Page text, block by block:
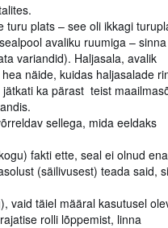
turu plats – see oli ikkagi
avaliku ruumiga – sinna
variandid). Haljasala, avalik
näide, kuidas haljasalade
ka pärast teist
sellega, mida eeldaks
fakti ette, seal ei olnud
(säilivusest) teada said,
vaid täiel määral kasutusel
rolli lõppemist, linna